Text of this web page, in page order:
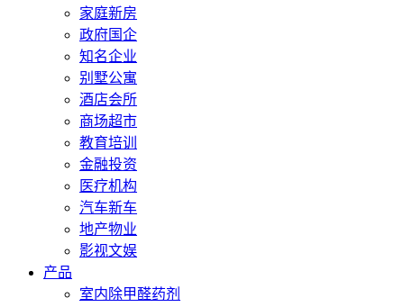
家庭新房
政府国企
知名企业
别墅公寓
酒店会所
商场超市
教育培训
金融投资
医疗机构
汽车新车
地产物业
影视文娱
产品
室内除甲醛药剂